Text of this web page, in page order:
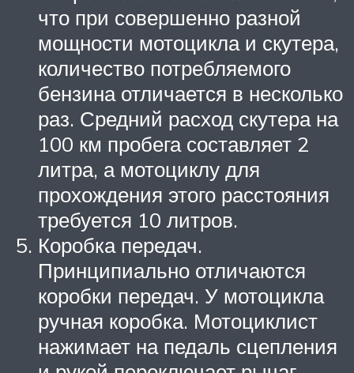
что при совершенно разной
мощности мотоцикла и скутера,
количество потребляемого
бензина отличается в несколько
раз. Средний расход скутера на
100 км пробега составляет 2
литра, а мотоциклу для
прохождения этого расстояния
требуется 10 литров.
Коробка передач.
Принципиально отличаются
коробки передач. У мотоцикла
ручная коробка. Мотоциклист
нажимает на педаль сцепления